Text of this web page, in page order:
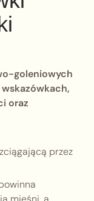
goleniowych
oraz
przez